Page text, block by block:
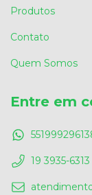
Produtos
Contato
Quem Somos
Entre em
19 3935-6313